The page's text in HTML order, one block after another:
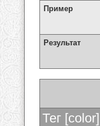
Пример
Результат
Тег